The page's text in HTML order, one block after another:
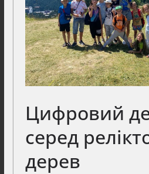
Цифровий
серед
дерев